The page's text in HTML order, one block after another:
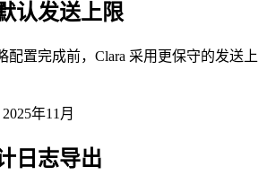
认发送上限
配置完成前，Clara 采用更保守的发送上
2025年11月
日志导出